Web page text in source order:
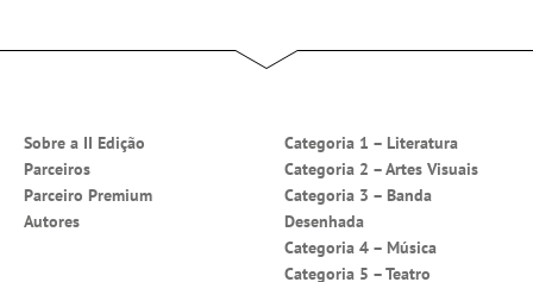
Sobre a II Edição
Parceiros
Parceiro Premium
Autores
Categoria 1 – Literatura
Categoria 2 – Artes Visuais
Categoria 3 – Banda
Desenhada
Categoria 4 – Música
Categoria 5 – Teatro